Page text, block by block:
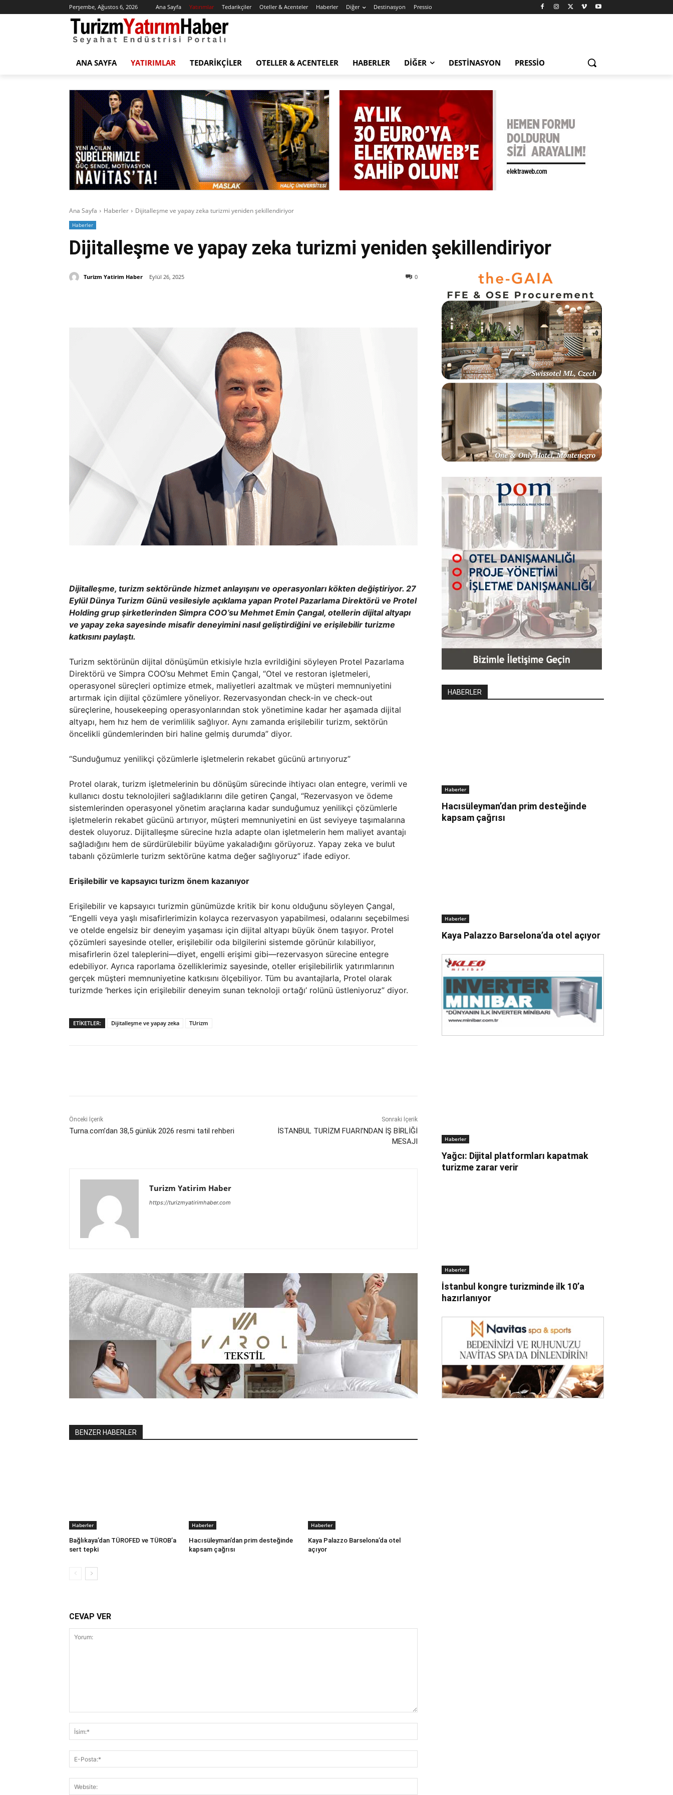
Perşembe, Ağustos 6, 2026 Ana Sayfa Yatırımlar Tedarikçiler Oteller & Acenteler Haberler Diğer Destinasyon Pressio
ANA SAYFA YATIRIMLAR TEDARIKÇILER OTELLER & ACENTELER HABERLER DIĞER DESTINASYON PRESSIO
Ana Sayfa Haberler Dijitalleşme ve yapay zeka turizmi yeniden şekillendiriyor
Haberler
Dijitalleşme ve yapay zeka turizmi yeniden şekillendiriyor
0
Turizm Yatirim Haber Eylül 26, 2025
Dijitalleşme, turizm sektöründe hizmet anlayışını ve operasyonları kökten değiştiriyor. 27
Eylül Dünya Turizm Günü vesilesiyle açıklama yapan Protel Pazarlama Direktörü ve Protel
Holding grup şirketlerinden Simpra COO’su Mehmet Emin Çangal, otellerin dijital altyapı
ve yapay zeka sayesinde misafir deneyimini nasıl geliştirdiğini ve erişilebilir turizme
katkısını paylaştı.
Turizm sektörünün dijital dönüşümün etkisiyle hızla evrildiğini söyleyen Protel Pazarlama
Direktörü ve Simpra COO’su Mehmet Emin Çangal, “Otel ve restoran işletmeleri,
operasyonel süreçleri optimize etmek, maliyetleri azaltmak ve müşteri memnuniyetini
artırmak için dijital çözümlere yöneliyor. Rezervasyondan check-in ve check-out
süreçlerine, housekeeping operasyonlarından stok yönetimine kadar her aşamada dijital
altyapı, hem hız hem de verimlilik sağlıyor. Aynı zamanda erişilebilir turizm, sektörün
öncelikli gündemlerinden biri haline gelmiş durumda” diyor.
“Sunduğumuz yenilikçi çözümlerle işletmelerin rekabet gücünü artırıyoruz”
Protel olarak, turizm işletmelerinin bu dönüşüm sürecinde ihtiyacı olan entegre, verimli ve
kullanıcı dostu teknolojileri sağladıklarını dile getiren Çangal, “Rezervasyon ve ödeme
sistemlerinden operasyonel yönetim araçlarına kadar sunduğumuz yenilikçi çözümlerle
işletmelerin rekabet gücünü artırıyor, müşteri memnuniyetini en üst seviyeye taşımalarına
destek oluyoruz. Dijitalleşme sürecine hızla adapte olan işletmelerin hem maliyet avantajı
sağladığını hem de sürdürülebilir büyüme yakaladığını görüyoruz. Yapay zeka ve bulut
tabanlı çözümlerle turizm sektörüne katma değer sağlıyoruz” ifade ediyor.
Erişilebilir ve kapsayıcı turizm önem kazanıyor
Erişilebilir ve kapsayıcı turizmin günümüzde kritik bir konu olduğunu söyleyen Çangal,
“Engelli veya yaşlı misafirlerimizin kolayca rezervasyon yapabilmesi, odalarını seçebilmesi
ve otelde engelsiz bir deneyim yaşaması için dijital altyapı büyük önem taşıyor. Protel
çözümleri sayesinde oteller, erişilebilir oda bilgilerini sistemde görünür kılabiliyor,
misafirlerin özel taleplerini—diyet, engelli erişimi gibi—rezervasyon sürecine entegre
edebiliyor. Ayrıca raporlama özelliklerimiz sayesinde, oteller erişilebilirlik yatırımlarının
gerçek müşteri memnuniyetine katkısını ölçebiliyor. Tüm bu avantajlarla, Protel olarak
turizmde ‘herkes için erişilebilir deneyim sunan teknoloji ortağı’ rolünü üstleniyoruz” diyor.
ETIKETLER: Dijitalleşme ve yapay zeka TUrizm
Önceki İçerik
Turna.com’dan 38,5 günlük 2026 resmi tatil rehberi
Sonraki İçerik
İSTANBUL TURİZM FUARI’NDAN İŞ BİRLİĞİ
MESAJI
Turizm Yatirim Haber
https://turizmyatirimhaber.com
BENZER HABERLER
Haberler
Bağlıkaya’dan TÜROFED ve TÜROB’a
sert tepki
Haberler
Hacısüleyman’dan prim desteğinde
kapsam çağrısı
Haberler
Kaya Palazzo Barselona’da otel
açıyor
CEVAP VER
Posta:*
HABERLER
Haberler
Hacısüleyman’dan prim desteğinde
kapsam çağrısı
Haberler
Kaya Palazzo Barselona’da otel açıyor
Haberler
Yağcı: Dijital platformları kapatmak
turizme zarar verir
Haberler
İstanbul kongre turizminde ilk 10’a
hazırlanıyor